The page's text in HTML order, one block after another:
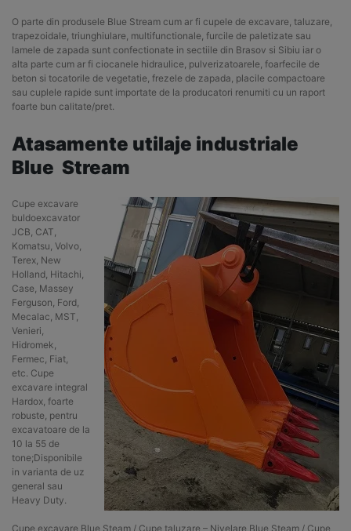
O parte din produsele Blue Stream cum ar fi cupele de excavare, taluzare,
trapezoidale, triunghiulare, multifunctionale, furcile de paletizate sau
lamele de zapada sunt confectionate in sectiile din Brasov si Sibiu iar o
alta parte cum ar fi ciocanele hidraulice, pulverizatoarele, foarfecile de
beton si tocatorile de vegetatie, frezele de zapada, placile compactoare
sau cuplele rapide sunt importate de la producatori renumiti cu un raport
foarte bun calitate/pret.
Atasamente utilaje industriale
Blue Stream
Cupe excavare
buldoexcavator
JCB, CAT,
Komatsu, Volvo,
Terex, New
Holland, Hitachi,
Case, Massey
Ferguson, Ford,
Mecalac, MST,
Venieri,
Hidromek,
Fermec, Fiat,
etc. Cupe
excavare integral
Hardox, foarte
robuste, pentru
excavatoare de la
10 la 55 de
tone;Disponibile
in varianta de uz
general sau
Heavy Duty.
Cupe excavare Blue Steam / Cupe taluzare – Nivelare Blue Steam / Cupe